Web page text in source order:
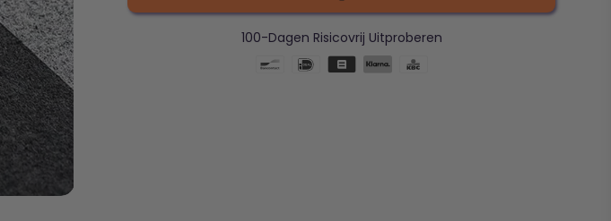
100-Dagen Risicovrij Uitproberen